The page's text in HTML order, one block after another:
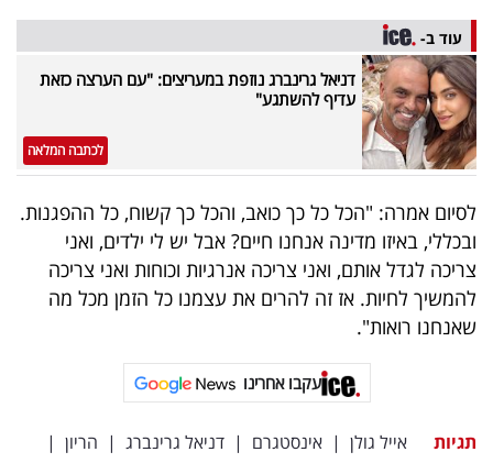
דרושים
ניוזלטרים
אדום
פרסמו
אחרינו:
עוד ב-
דניאל גרינברג נוזפת במעריצים: "עם הערצה כזאת
עדיף להשתגע"
לכתבה המלאה
לסיום אמרה: "הכל כל כך כואב, והכל כך קשוח, כל ההפגנות.
ובכללי, באיזו מדינה אנחנו חיים? אבל יש לי ילדים, ואני
צריכה לגדל אותם, ואני צריכה אנרגיות וכוחות ואני צריכה
להמשיך לחיות. אז זה להרים את עצמנו כל הזמן מכל מה
שאנחנו רואות".
עקבו אחרינו
תגיות אייל גולן | אינסטגרם | דניאל גרינברג | הריון |